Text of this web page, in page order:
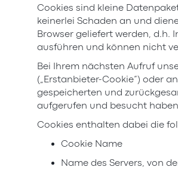
Cookies sind kleine
keinerlei Schaden an und
Browser geliefert werden, d.h.
ausführen und können nicht
Bei Ihrem nächsten Aufruf
(„Erstanbieter-Cookie“) oder
gespeicherten und
aufgerufen und besucht
Cookies enthalten dabei die
Cookie Name
Name des Servers, von